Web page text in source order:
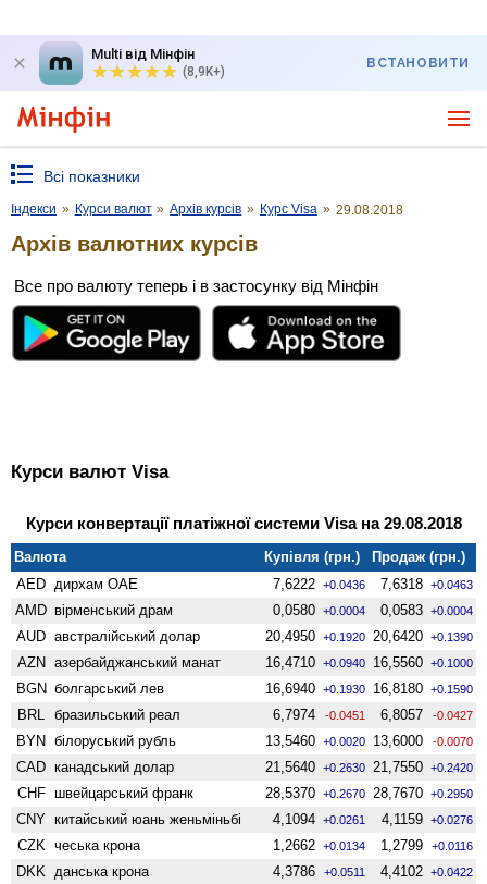
Multi від Мінфін
(8,9K+)
ВСТАНОВИТИ
Всі показники
Індекси » Курси валют » Архів курсів » Курс Visa » 29.08.2018
Архів валютних курсів
Все про валюту теперь і в застосунку від Мінфін
Курси валют Visa
Курси конвертації платіжної системи Visa на 29.08.2018
Валюта Купівля (грн.)
Продаж (грн.)
AED дирхам ОАЕ 7,6222 +0.0436 7,6318 +0.0463
AMD вiрменський драм 0,0580 +0.0004 0,0583 +0.0004
AUD австралійський долар 20,4950 +0.1920 20,6420 +0.1390
AZN азербайджанський манат 16,4710 +0.0940 16,5560 +0.1000
BGN болгарський лев 16,6940 +0.1930 16,8180 +0.1590
BRL бразильський реал 6,7974 -0.0451 6,8057 -0.0427
BYN білоруський рубль 13,5460 +0.0020 13,6000 -0.0070
CAD канадський долар 21,5640 +0.2630 21,7550 +0.2420
CHF швейцарський франк 28,5370 +0.2670 28,7670 +0.2950
CNY китайський юань женьмiньбi 4,1094 +0.0261 4,1159 +0.0276
CZK чеська крона 1,2662 +0.0134 1,2799 +0.0116
DKK данська крона 4,3786 +0.0511 4,4102 +0.0422